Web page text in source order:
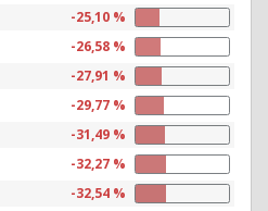
-25,10 %
-26,58 %
-27,91 %
-29,77 %
-31,49 %
-32,27 %
-32,54 %